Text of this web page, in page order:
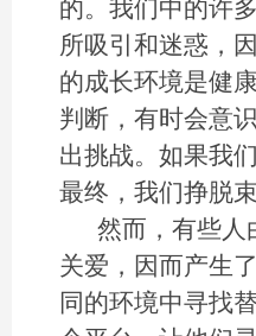
所吸引和迷惑，
的成长环境是健
判断，有时会意
出挑战。如果我
最终，我们挣脱
然而，有些
关爱，因而产生
同的环境中寻找